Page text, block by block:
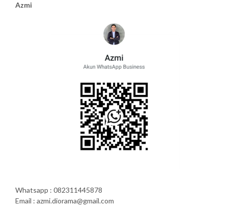
Azmi
Whatsapp : 082311445878
Email : azmi.diorama@gmail.com